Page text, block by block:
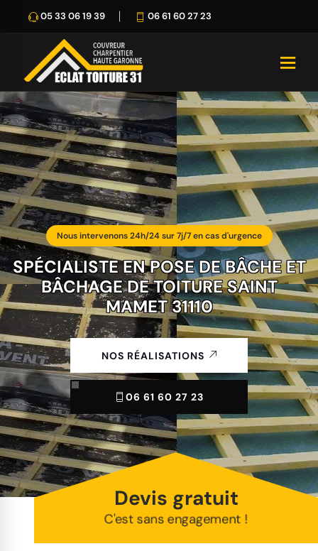
05 33 06 19 39 06 61 60 27 23
Nous intervenons 24h/24 sur 7j/7 en cas d'urgence
SPÉCIALISTE EN POSE DE BÂCHE ET
BÂCHAGE DE TOITURE SAINT
MAMET 31110
NOS RÉALISATIONS
06 61 60 27 23
Devis gratuit
C'est sans engagement !